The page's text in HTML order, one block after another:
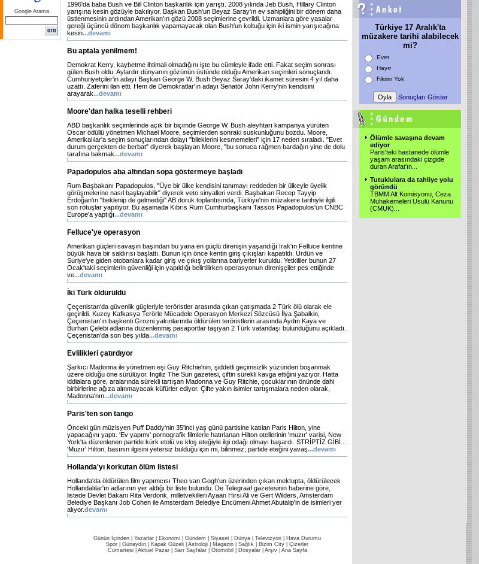
Google Arama
1996'da baba Bush ve Bill Clinton başkanlık için yarıştı. 2008 yılında Jeb Bush, Hillary Clinton
yarışına kesin gözüyle bakılıyor. Başkan Bush'un Beyaz Saray'ın ev sahipliğini bir dönem daha
üstlenmesinin ardından Amerikan'ın gözü 2008 seçimlerine çevrildi. Uzmanlara göre yasalar
gereği üçüncü dönem başkanlık yapamayacak olan Bush'un koltuğu için iki ismin yarışıcağına
kesin...devamı
Bu aptala yenilmem!
Demokrat Kerry, kaybetme ihtimali olmadığını işte bu cümleyle ifade etti. Fakat seçim sonrası
gülen Bush oldu. Aylardır dünyanın gözünün üstünde olduğu Amerikan seçimleri sonuçlandı.
Cumhuriyetçiler'in adayı Başkan George W. Bush Beyaz Saray'daki ikamet süresini 4 yıl daha
uzattı. Zaferini ilan etti. Hem de Demokratlar'ın adayı Senatör John Kerry'nin kendisini
arayarak...devamı
Moore'dan halka teselli rehberi
ABD başkanlık seçimlerinde açık bir biçimde George W. Bush aleyhtarı kampanya yürüten
Oscar ödüllü yönetmen Michael Moore, seçimlerden sonraki suskunluğunu bozdu. Moore,
Amerikalılar'a seçim sonuçlarından dolayı "bileklerini kesmemeleri" için 17 neden sıraladı. "Evet
durum gerçekten de berbat" diyerek başlayan Moore, "bu sonuca rağmen bardağın yine de dolu
tarafına bakmak...devamı
Papadopulos aba altından sopa göstermeye başladı
Rum Başbakanı Papadopulos, "Üye bir ülke kendisini tanımayı reddeden bir ülkeyle üyelik
görüşmelerine nasıl başlayabilir" diyerek veto sinyalleri verdi. Başbakan Recep Tayyip
Erdoğan'ın "beklenip de gelmediği" AB doruk toplantısında, Türkiye'nin müzakere tarihiyle ilgili
son rötuşlar yapılıyor. Bu aşamada Kıbrıs Rum Cumhurbaşkanı Tassos Papadopulos'un CNBC
Europe'a yaptığı...devamı
Felluce'ye operasyon
Amerikan güçleri savaşın başından bu yana en güçlü direnişin yaşandığı Irak'ın Felluce kentine
büyük hava bir saldırısı başlattı. Bunun için önce kentin giriş çıkışları kapatıldı. Ürdün ve
Suriye'ye giden otobanlara kadar giriş ve çıkış yollarına bariyerler kuruldu. Yetkililer bunun 27
Ocak'taki seçimlerin güvenliği için yapıldığı belirtilirken operasyonun direnişçiler pes ettiğinde
ve...devamı
İki Türk öldürüldü
Çeçenistan'da güvenlik güçleriyle teröristler arasında çıkan çatışmada 2 Türk ölü olarak ele
geçirildi. Kuzey Kafkasya Terörle Mücadele Operasyon Merkezi Sözcüsü İlya Şabalkin,
Çeçenistan'ın başkenti Grozni yakınlarında öldürülen teröristlerin arasında Aydın Kaya ve
Burhan Çelebi adlarına düzenlenmiş pasaportlar taşıyan 2 Türk vatandaşı bulunduğunu açıkladı.
Çeçenistan'da son beş yılda...devamı
Evlilikleri çatırdıyor
Şarkıcı Madonna ile yönetmen eşi Guy Ritchie'nin, şiddetli geçimsizlik yüzünden boşanmak
üzere olduğu öne sürülüyor. İngiliz The Sun gazetesi, çiftin sürekli kavga ettiğini yazıyor. Hatta
iddialara göre, aralarında sürekli tartışan Madonna ve Guy Ritchie, çocuklarının önünde dahi
birbirlerine ağıza alınmayacak küfürler ediyor. Çifte yakın isimler tartışmalara neden olarak,
Madonna'nın...devamı
Paris'ten son tango
Önceki gün müzisyen Puff Daddy'nin 35'inci yaş günü partisine katılan Paris Hilton, yine
yapacağını yaptı. 'Ev yapımı' pornografik filmlerle hatırlanan Hilton otellerinin 'muzır' varisi, New
York'ta düzenlenen partide kürk etolü ve kloş eteğiyle ilgi odağı olmayı başardı. STRİPTİZ GİBİ...
'Muzır' Hilton, basının ilgisini yetersiz bulduğu için mi, bilinmez; partide eteğini yavaş...devamı
Hollanda'yı korkutan ölüm listesi
Hollanda'da öldürülen film yapımcısı Theo van Gogh'un üzerinden çıkan mektupta, öldürülecek
Hollandalılar'ın adlarının yer aldığı bir liste bulundu. De Telegraaf gazetesinin haberine göre,
listede Devlet Bakanı Rita Verdonk, milletvekilleri Ayaan Hirsi Ali ve Gert Wilders, Amsterdam
Belediye Başkanı Job Cohen ile Amsterdam Belediye Encümeni Ahmet Abutalip'in de isimleri yer
alıyor.devamı
Türkiye 17 Aralık'ta
müzakere tarihi alabilecek
mi?
Evet
Hayır
Fikrim Yok
Sonuçları Göster
Ölümle savaşına devam
ediyor
Paris'teki hastanede ölümle
yaşam arasındaki çizgide
duran Arafat'ın
Tutuklulara da tahliye yolu
göründü
TBMM Alt Komisyonu, Ceza
Muhakemeleri Usulü Kanunu
(CMUK)
Günün İçinden Yazarlar Ekonomi Gündem Siyaset Dünya | Televizyon
Hava Durumu
Spor
Günaydın Kapak Güzeli Astroloji Magazin Sağlık Bizim City
Çizerler
Cumartesi| Aktüel Pazar| Sarı Sayfalar| Otomobil Dosyalar| Arşiv| Ana Sayfa